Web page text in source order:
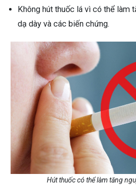
Không hút thuốc lá vì có thể làm
dạ dày và các biến chứng.
Hút thuốc có thể làm tăng